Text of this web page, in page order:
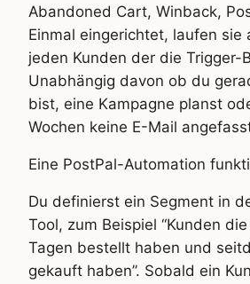
Abandoned Cart, Winback,
Einmal eingerichtet, laufen sie
jeden Kunden der die Trigger-
Unabhängig davon ob du
bist, eine Kampagne planst
Wochen keine E-Mail
Eine PostPal-Automation
Du definierst ein Segment in
Tool, zum Beispiel “Kunden
Tagen bestellt haben und
gekauft haben”. Sobald ein